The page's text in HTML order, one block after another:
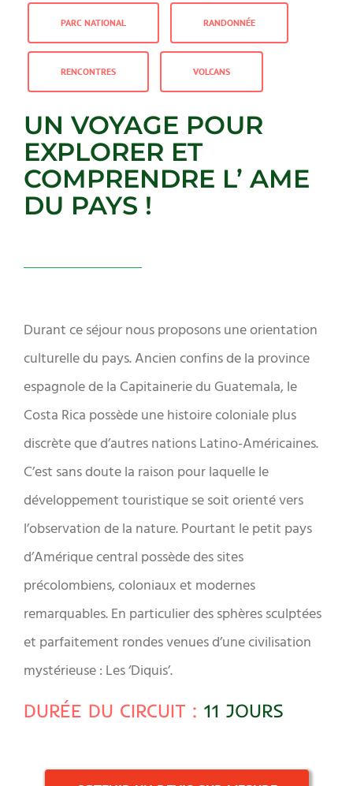
PARC NATIONAL RANDONNÉE
RENCONTRES VOLCANS
UN VOYAGE POUR
EXPLORER ET
COMPRENDRE L’ AME
DU PAYS !
Durant ce séjour nous proposons une orientation
culturelle du pays. Ancien confins de la province
espagnole de la Capitainerie du Guatemala, le
Costa Rica possède une histoire coloniale plus
discrète que d’autres nations Latino-Américaines.
C’est sans doute la raison pour laquelle le
développement touristique se soit orienté vers
l’observation de la nature. Pourtant le petit pays
d’Amérique central possède des sites
précolombiens, coloniaux et modernes
remarquables. En particulier des sphères sculptées
et parfaitement rondes venues d’une civilisation
mystérieuse : Les ‘Diquis’.
DURÉE DU CIRCUIT : 11 JOURS